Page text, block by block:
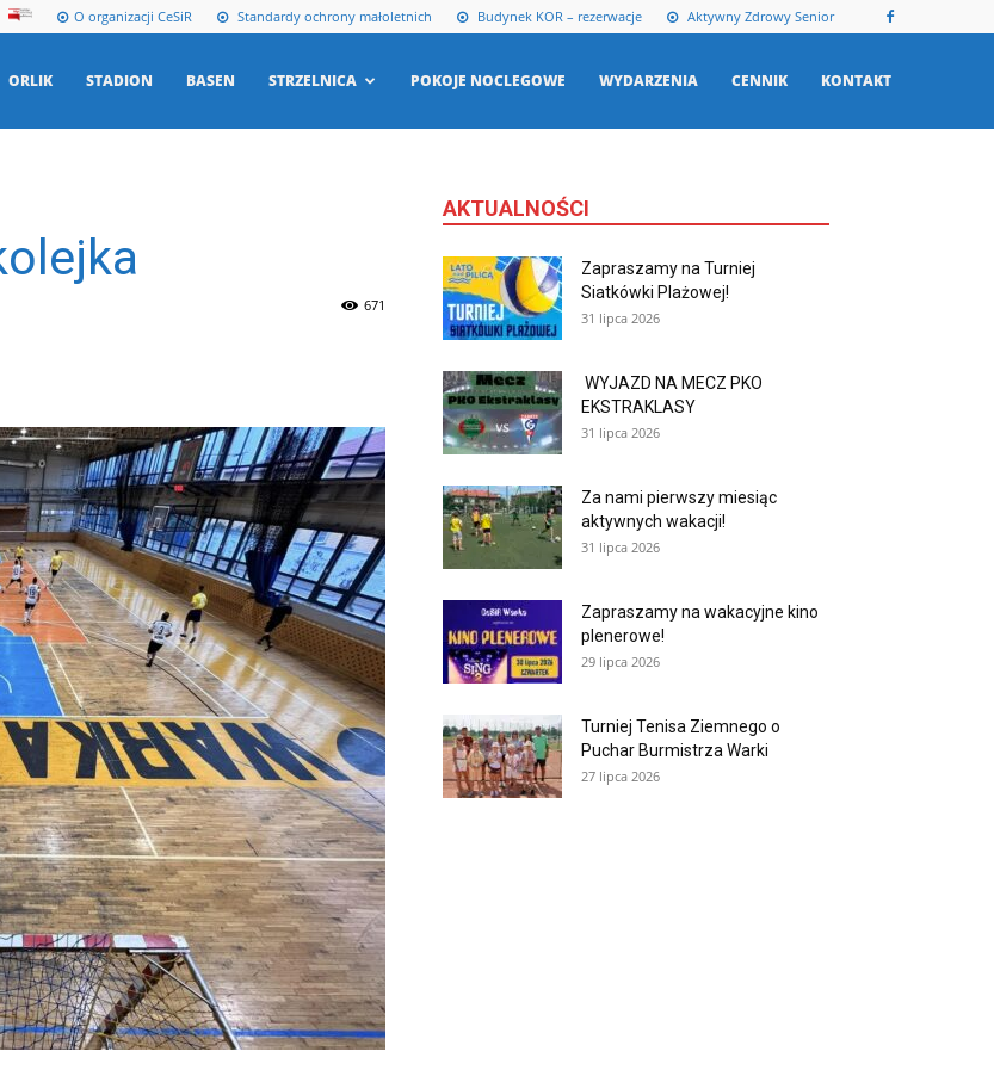
O organizacji CeSiR Standardy ochrony małoletnich Budynek KOR – rezerwacje Aktywny Zdrowy Senior
ORLIK STADION BASEN STRZELNICA POKOJE NOCLEGOWE WYDARZENIA CENNIK KONTAKT
671
AKTUALNOŚCI
Zapraszamy na Turniej
Siatkówki Plażowej!
31 lipca 2026
WYJAZD NA MECZ PKO
EKSTRAKLASY
31 lipca 2026
Za nami pierwszy miesiąc
aktywnych wakacji!
31 lipca 2026
Zapraszamy na wakacyjne kino
plenerowe!
29 lipca 2026
Turniej Tenisa Ziemnego o
Puchar Burmistrza Warki
27 lipca 2026